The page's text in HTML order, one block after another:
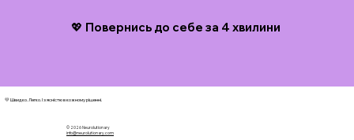
💖 Повернись до себе за 4 хвилини
💛 Швидко. Легко. І з ясністю в кожному рішенні.
© 2026 Neurolutionary
info@neurolutionary.com